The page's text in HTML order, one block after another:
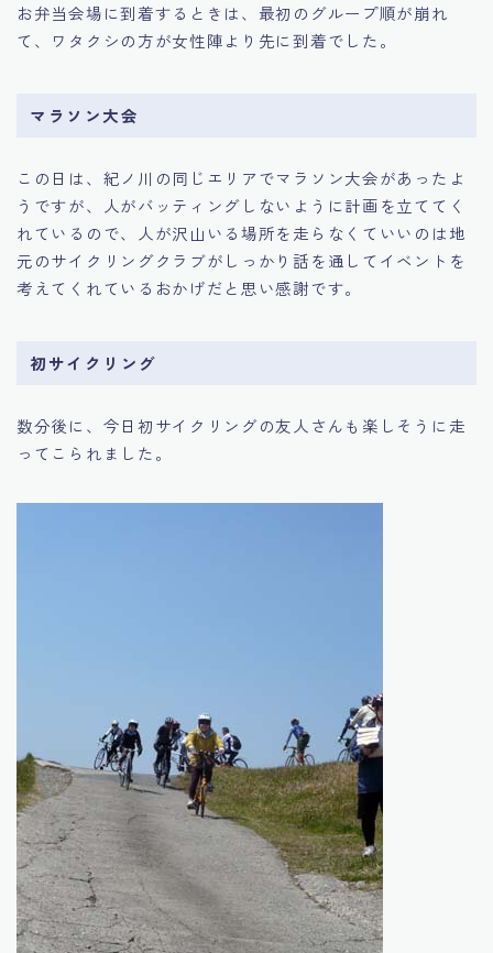
お弁当会場に到着するときは、最初のグループ順が崩れ
て、ワタクシの方が女性陣より先に到着でした。
マラソン大会
この日は、紀ノ川の同じエリアでマラソン大会があったよ
うですが、人がバッティングしないように計画を立ててく
れているので、人が沢山いる場所を走らなくていいのは地
元のサイクリングクラブがしっかり話を通してイベントを
考えてくれているおかげだと思い感謝です。
初サイクリング
数分後に、今日初サイクリングの友人さんも楽しそうに走
ってこられました。